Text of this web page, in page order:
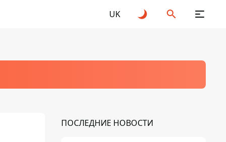
UK
ПОСЛЕДНИЕ НОВОСТИ